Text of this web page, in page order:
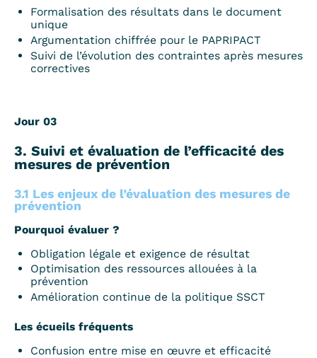
Formalisation des résultats dans le document
unique
Argumentation chiffrée pour le PAPRIPACT
Suivi de l’évolution des contraintes après mesures
correctives
Jour 03
3. Suivi et évaluation de l’efficacité des
mesures de prévention
3.1 Les enjeux de l’évaluation des mesures de
prévention
Pourquoi évaluer ?
Obligation légale et exigence de résultat
Optimisation des ressources allouées à la
prévention
Amélioration continue de la politique SSCT
Les écueils fréquents
Confusion entre mise en œuvre et efficacité